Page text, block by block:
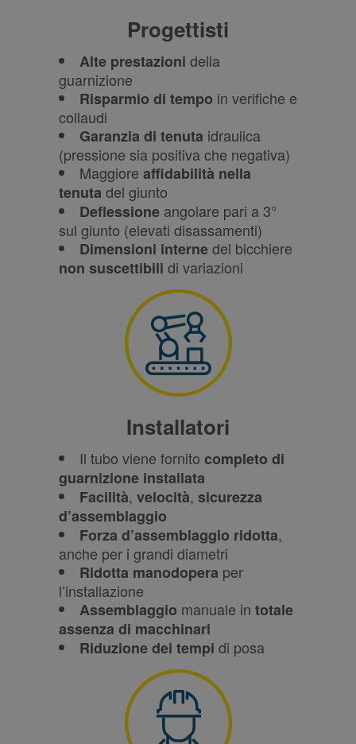
Progettisti
Alte prestazioni della
guarnizione
Risparmio di tempo in verifiche e
collaudi
Garanzia di tenuta idraulica
(pressione sia positiva che negativa)
Maggiore affidabilità nella
tenuta del giunto
Deflessione angolare pari a 3°
sul giunto (elevati disassamenti)
Dimensioni internedel bicchiere
non suscettibili di variazioni
Installatori
Il tubo viene fornito completo di
guarnizione installata
Facilità, velocità, sicurezza
d’assemblaggio
Forza d’assemblaggio ridotta,
anche per i grandi diametri
Ridotta manodopera per
l’installazione
Assemblaggio manuale in totale
assenza di macchinari
Riduzione dei tempi di posa